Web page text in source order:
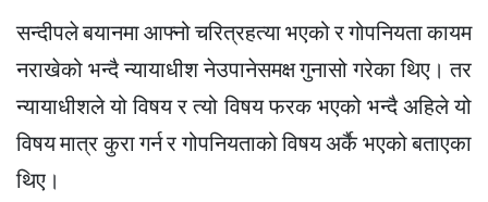
सन्दीपले बयानमा आफ्नो चरित्रहत्या भएको र गोपनियता कायम
नराखेको भन्दै न्यायाधीश नेउपानेसमक्ष गुनासो गरेका थिए। तर
न्यायाधीशले यो विषय र त्यो विषय फरक भएको भन्दै अहिले यो
विषय मात्र कुरा गर्न र गोपनियताको विषय अर्कै भएको बताएका
थिए।